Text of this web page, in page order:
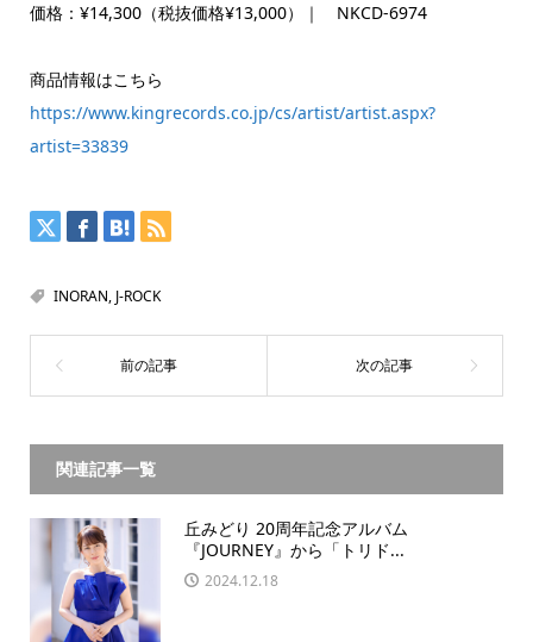
価格：¥14,300（税抜価格¥13,000）｜ NKCD-6974
商品情報はこちら
https://www.kingrecords.co.jp/cs/artist/artist.aspx?
artist=33839
INORAN, J-ROCK
関連記事一覧
丘みどり 20周年記念アルバム
『JOURNEY』から「トリド...
2024.12.18